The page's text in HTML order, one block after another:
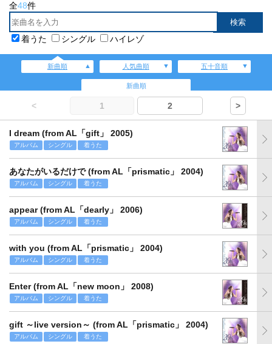
全48件
着うた シングル ハイレゾ
新曲順 人気曲順 五十音順
新曲順
< 1 2 >
I dream (from AL「gift」 2005)
アルバム シングル 着うた
あなたがいるだけで (from AL「prismatic」 2004)
アルバム シングル 着うた
appear (from AL「dearly」 2006)
アルバム シングル 着うた
with you (from AL「prismatic」 2004)
アルバム シングル 着うた
Enter (from AL「new moon」 2008)
アルバム シングル 着うた
gift ～live version～ (from AL「prismatic」 2004)
アルバム シングル 着うた